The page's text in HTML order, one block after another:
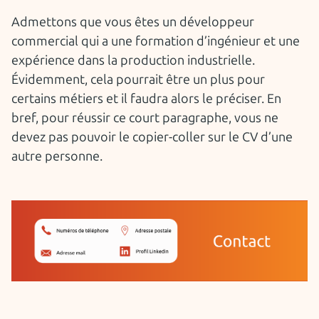
Admettons que vous êtes un développeur
commercial qui a une formation d’ingénieur et une
expérience dans la production industrielle.
Évidemment, cela pourrait être un plus pour
certains métiers et il faudra alors le préciser. En
bref, pour réussir ce court paragraphe, vous ne
devez pas pouvoir le copier-coller sur le CV d’une
autre personne.